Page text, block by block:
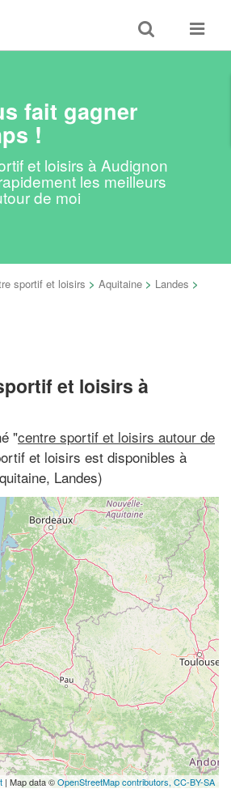
Toggle
search
Toggle
fait gagner
!
et loisirs à Audignon
les meilleurs
de moi
sportif et loisirs > Aquitaine > Landes >
et loisirs à
"centre sportif et loisirs autour de
et loisirs est disponibles à
Landes)
| Map data ©OpenStreetMap contributors, CC-BY-SA